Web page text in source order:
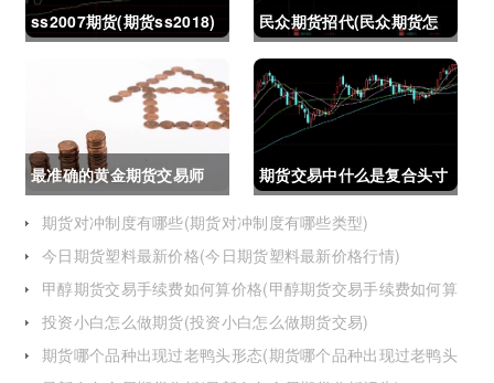
ss2007期货(期货ss2018)
民众期货招代(民众期货怎
么了)
最准确的黄金期货交易师
(最准确的黄金期货交易师
是谁)
期货交易中什么是复合头寸
(期货交易中什么是复合头
寸交易)
期货对冲制度有哪些(期货对冲制度有哪些类型)
今日期货塑料最新价格(今日期货塑料最新价格行情)
甲醇期货交易手续费如何算价格(甲醇期货交易手续费如何算
价格的)
投资小白怎么做期货(投资小白怎么做期货交易)
期货哪个品种出现过老鸭头形态(期货哪个品种出现过老鸭头
形态的变化)